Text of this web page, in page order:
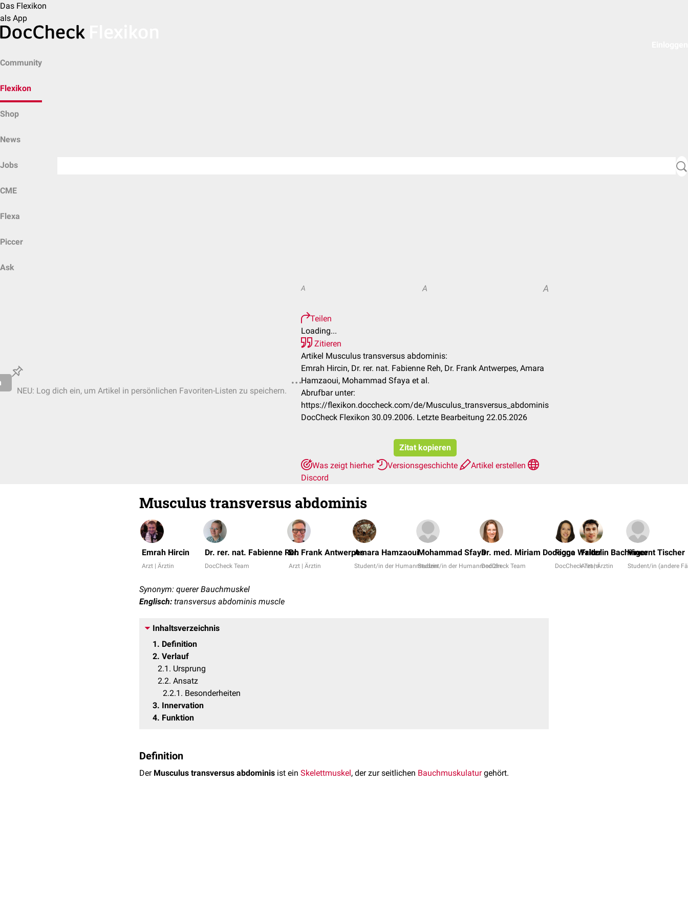
Das Flexikon
als App
Community
Flexikon
Shop
News
Jobs
CME
Flexa
Piccer
Ask
NEU: Log dich ein, um Artikel in persönlichen Favoriten-Listen zu speichern.
A A A
Teilen
Loading...
Zitieren
Artikel Musculus transversus abdominis:
Emrah Hircin, Dr. rer. nat. Fabienne Reh, Dr. Frank Antwerpes, Amara
Hamzaoui, Mohammad Sfaya et al.
Abrufbar unter:
https://flexikon.doccheck.com/de/Musculus_transversus_abdominis
DocCheck Flexikon 30.09.2006. Letzte Bearbeitung 22.05.2026
Zitat kopieren
Was zeigt hierher
Versionsgeschichte
Artikel erstellen
Discord
Musculus transversus abdominis
Emrah Hircin
Arzt | Ärztin
Dr. rer. nat. Fabienne Reh
DocCheck Team
Dr. Frank Antwerpes
Arzt | Ärztin
Amara Hamzaoui
Student/in der Humanmedizin
Mohammad Sfaya
Student/in der Humanmedizin
Dr. med. Miriam Dodegge
DocCheck Team
Fiona Walter
DocCheck Team
Fridolin Bachinger
Arzt | Ärztin
Vincent Tischer
Student/in (andere
Synonym: querer Bauchmuskel
Englisch: transversus abdominis muscle
Inhaltsverzeichnis
1
Definition
2 Verlauf
2.1
Ursprung
2.2 Ansatz
2.2.1
Besonderheiten
3 Innervation
4 Funktion
Definition
Der Musculus transversus abdominis ist ein Skelettmuskel, der zur seitlichen Bauchmuskulaturgehört.